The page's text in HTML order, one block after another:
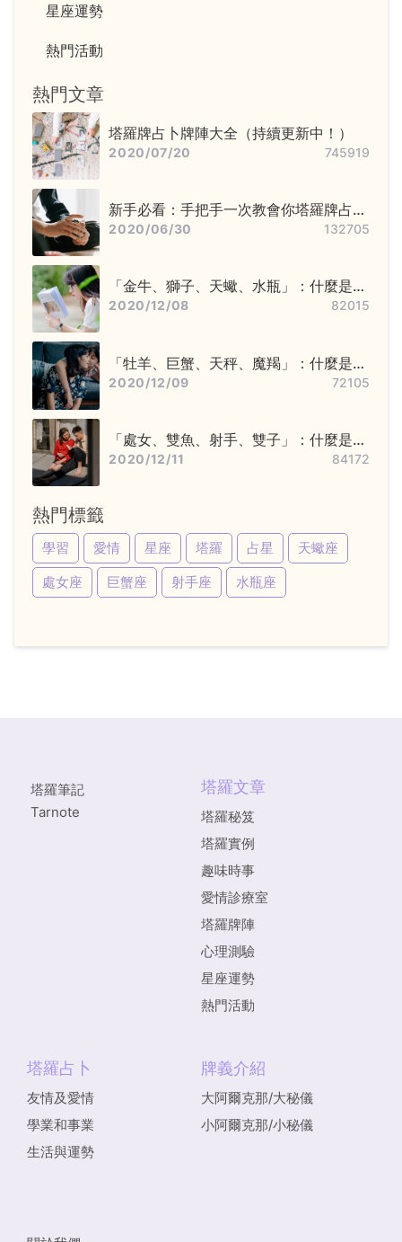
星座運勢
熱門活動
熱門文章
塔羅牌占卜牌陣大全（持續更新中！）
2020/07/20 745919
新手必看：手把手一次教會你塔羅牌占卜
步驟——洗牌＋切牌、抽牌、排牌陣！
2020/06/30 132705
「金牛、獅子、天蠍、水瓶」：什麼是固
定星座，他們又該怎麼追？
2020/12/08 82015
「牡羊、巨蟹、天秤、魔羯」：什麼是基
本星座，他們又該怎麼追？
2020/12/09 72105
「處女、雙魚、射手、雙子」：什麼是變
動星座，他們又該怎麼追？
2020/12/11 84172
熱門標籤
學習 愛情 星座 塔羅 占星
天蠍座
處女座
巨蟹座 射手座 水瓶座
塔羅筆記
Tarnote
塔羅文章
塔羅秘笈
塔羅實例
趣味時事
愛情診療室
塔羅牌陣
心理測驗
星座運勢
熱門活動
塔羅占卜
友情及愛情
學業和事業
生活與運勢
牌義介紹
大阿爾克那/大秘儀
小阿爾克那/小秘儀